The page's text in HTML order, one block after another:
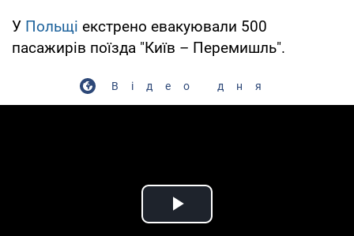
У Польщі екстрено евакуювали 500
пасажирів поїзда "Київ – Перемишль".
Відео дня
Play Video